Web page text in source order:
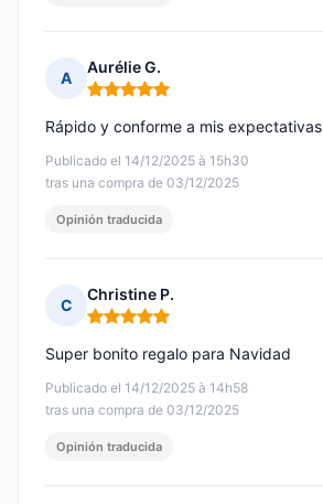
A
Aurélie G.
Nota: 5 de 5
Publicado el 14/12/2025 à 15h30
tras una compra de 03/12/2025
Rápido y conforme a mis expectativas
Opinión traducida
C
Christine P.
Nota: 5 de 5
Publicado el 14/12/2025 à 14h58
tras una compra de 03/12/2025
Super bonito regalo para Navidad
Opinión traducida